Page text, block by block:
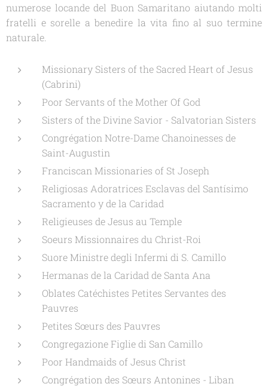
numerose locande del Buon Samaritano aiutando molti
fratelli e sorelle a benedire la vita fino al suo termine
naturale.
Missionary Sisters of the Sacred Heart of Jesus
(Cabrini)
Poor Servants of the Mother Of God
Sisters of the Divine Savior - Salvatorian Sisters
Congrégation Notre-Dame Chanoinesses de
Saint-Augustin
Franciscan Missionaries of St Joseph
Religiosas Adoratrices Esclavas del Santísimo
Sacramento y de la Caridad
Religieuses de Jesus au Temple
Soeurs Missionnaires du Christ-Roi
Suore Ministre degli Infermi di S. Camillo
Hermanas de la Caridad de Santa Ana
Oblates Catéchistes Petites Servantes des
Pauvres
Petites Sœurs des Pauvres
Congregazione Figlie di San Camillo
Poor Handmaids of Jesus Christ
Congrégation des Sœurs Antonines - Liban